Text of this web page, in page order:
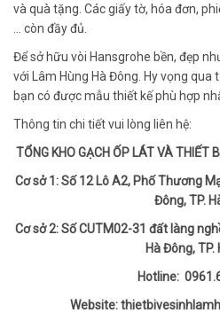
và quà tặng. Các giấy tờ, hóa đơn,
… còn đầy đủ.
Để sở hữu vòi Hansgrohe bền, đẹp
với Lâm Hùng Hà Đông. Hy vọng
bạn có được mẫu thiết kế phù hợp
Thông tin chi tiết vui lòng liên hệ:
TỔNG KHO GẠCH ỐP LÁT VÀ THIẾT
Cơ sở 1: Số 12 Lô A2, Phố Thương
Đông, TP.
Cơ sở 2: Số CUTM02-31 đất làng
Hà Đông, TP.
Hotline:
Website: